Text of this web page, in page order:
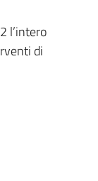
l’intero
di